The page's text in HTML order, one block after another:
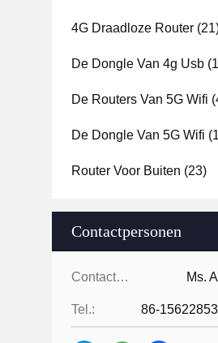
4G Draadloze Router
De Dongle Van 4g Usb
De Routers Van 5G Wifi
De Dongle Van 5G Wifi
Router Voor Buiten (23)
Contactpersonen
Contactpersonen: Ms.
Tel.: 86-